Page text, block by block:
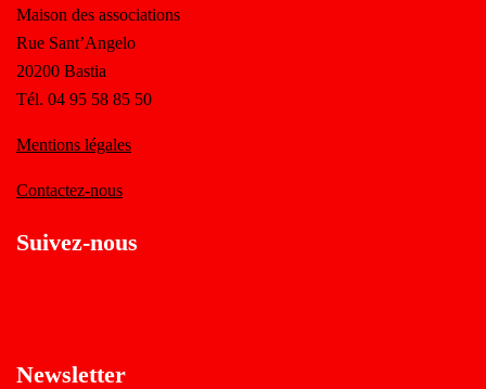
Maison des associations
Rue Sant’Angelo
20200 Bastia
Tél. 04 95 58 85 50
Mentions légales
Contactez-nous
Suivez-nous
Newsletter